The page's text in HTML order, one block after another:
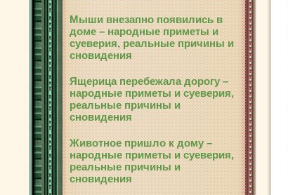
Мыши внезапно появились в
доме – народные приметы и
суеверия, реальные причины и
сновидения
Ящерица перебежала дорогу –
народные приметы и суеверия,
реальные причины и
сновидения
Животное пришло к дому –
народные приметы и суеверия,
реальные причины и
сновидения